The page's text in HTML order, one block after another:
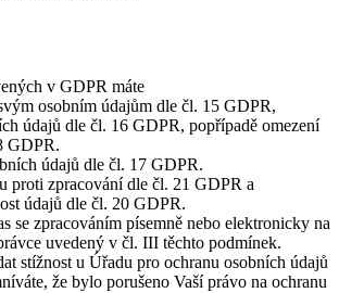
v GDPR máte
osobním údajům dle čl. 15 GDPR,
údajů dle čl. 16 GDPR, popřípadě omezení
GDPR.
údajů dle čl. 17 GDPR.
proti zpracování dle čl. 21 GDPR a
údajů dle čl. 20 GDPR.
se zpracováním písemně nebo elektronicky na
uvedený v čl. III těchto podmínek.
stížnost u Úřadu pro ochranu osobních údajů
že bylo porušeno Vaší právo na ochranu